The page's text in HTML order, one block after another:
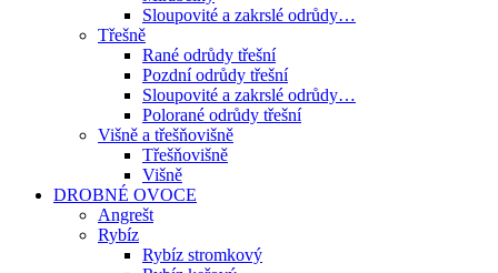
Sloupovité a zakrslé odrůdy…
Třešně
Rané odrůdy třešní
Pozdní odrůdy třešní
Sloupovité a zakrslé odrůdy…
Polorané odrůdy třešní
Višně a třešňovišně
Třešňovišně
Višně
DROBNÉ OVOCE
Angrešt
Rybíz
Rybíz stromkový